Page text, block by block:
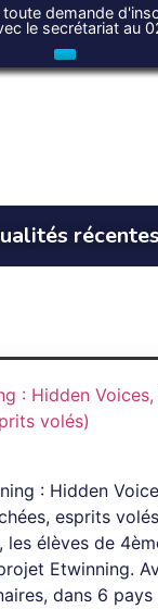
toute demande
le secrétariat au
récentes
: Hidden
esprits
les élèves de
Etwinning.
dans 6